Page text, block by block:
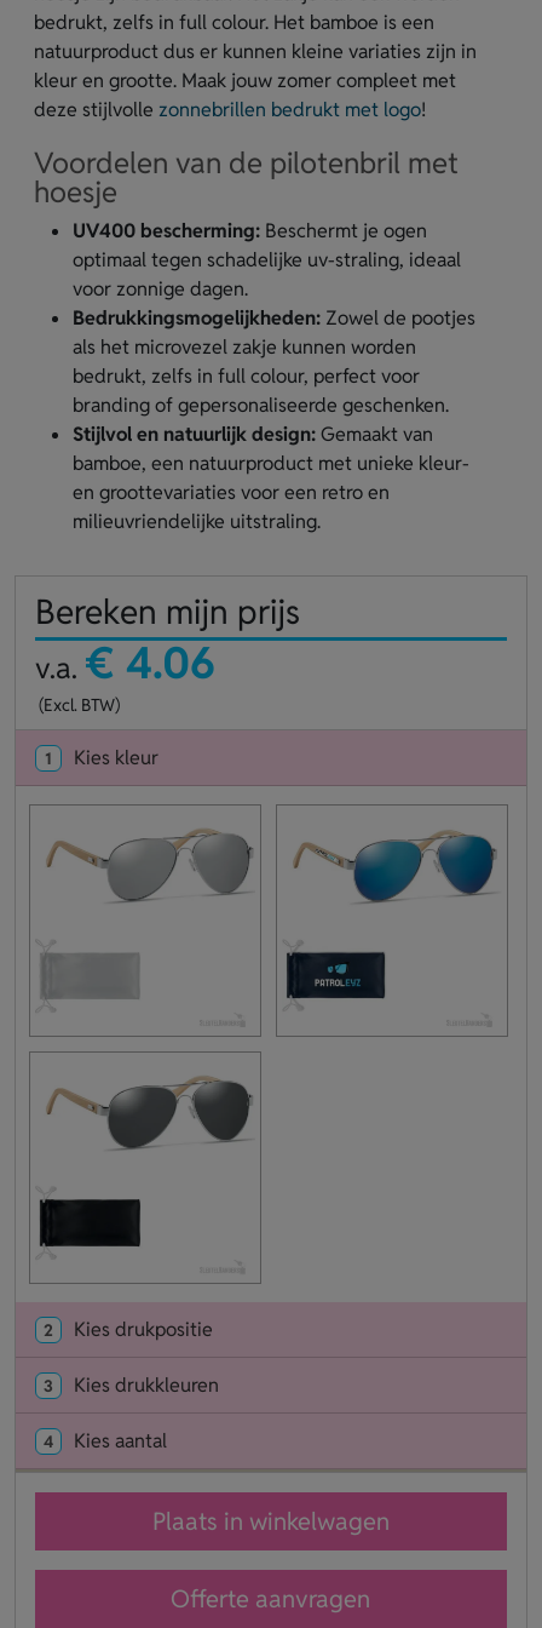
bedrukt, zelfs in full colour. Het bamboe is een
natuurproduct dus er kunnen kleine variaties zijn in
kleur en grootte. Maak jouw zomer compleet met
deze stijlvolle zonnebrillen bedrukt met logo!
Voordelen van de pilotenbril met
hoesje
UV400 bescherming: Beschermt je ogen
optimaal tegen schadelijke uv-straling, ideaal
voor zonnige dagen.
Bedrukkingsmogelijkheden: Zowel de pootjes
als het microvezel zakje kunnen worden
bedrukt, zelfs in full colour, perfect voor
branding of gepersonaliseerde geschenken.
Stijlvol en natuurlijk design:Gemaakt van
bamboe, een natuurproduct met unieke kleur-
en groottevariaties voor een retro en
milieuvriendelijke uitstraling.
Bereken mijn prijs
v.a. € 4.06
(Excl. BTW)
1 Kies kleur
2 Kies drukpositie
3 Kies drukkleuren
4 Kies aantal
Plaats in winkelwagen
Offerte aanvragen